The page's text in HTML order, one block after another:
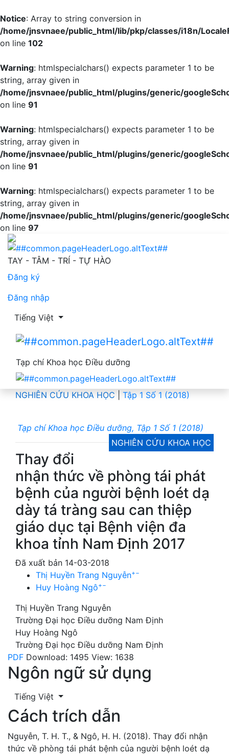
Notice: Array to string conversion in
/home/jnsvnaee/public_html/lib/pkp/classes/i18n/
on line 102
Warning: htmlspecialchars() expects parameter 1 to be
string, array given in
/home/jnsvnaee/public_html/plugins/generic/
on line 91
Warning: htmlspecialchars() expects parameter 1 to be
string, array given in
/home/jnsvnaee/public_html/plugins/generic/
on line 91
Warning: htmlspecialchars() expects parameter 1 to be
string, array given in
/home/jnsvnaee/public_html/plugins/generic/
on line 97
Thay đổi nhận thức về phòng tái phát bệnh của người
TAY - TÂM - TRÍ - TỰ HÀO
Đăng ký
Đăng nhập
Thay đổi ngôn ngữ. Ngôn ngữ hiện tại là:
Tiếng Việt
Tạp chí Khoa học Điều dưỡng
NGHIÊN CỨU KHOA HỌC Tập 1 Số 1 (2018)
Tạp chí Khoa học Điều dưỡng, Tập 1 Số 1 (2018)
NGHIÊN CỨU KHOA HỌC
Thay đổi
nhận thức về phòng tái phát
bệnh của người bệnh loét dạ
dày tá tràng sau can thiệp
giáo dục tại Bệnh viện đa
khoa tỉnh Nam Định 2017
Đã xuất bản 14-03-2018
Thị Huyền Trang Nguyễn+−
Huy Hoàng Ngô+−
Thị Huyền Trang Nguyễn
Trường Đại học Điều dưỡng Nam Định
Huy Hoàng Ngô
Trường Đại học Điều dưỡng Nam Định
PDF Download: 1495 View: 1638
Ngôn ngữ sử dụng
Tiếng Việt
Cách trích dẫn
Nguyễn, T. H. T., & Ngô, H. H. (2018). Thay đổi nhận
thức về phòng tái phát bệnh của người bệnh loét dạ